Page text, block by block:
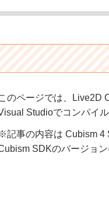
のページでは、Live2D
Studioでコンパイ
記事の内容は Cubism 4
SDKのバージョ